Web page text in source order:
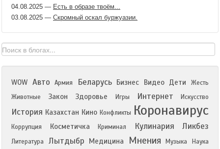
04.08.2025 — Есть в образе твоём...
03.08.2025 — Скромный оскал буржуазии.
WOW Авто Армия Беларусь Бизнес Видео Дети
Жесть
Животные
Закон Здоровье Игры Интернет Искусство
История Казахстан Кино Конфликты Коронавирус
Коррупция Косметичка Криминал Кулинария Ликбез
Литература Лытдыбр Медицина Мнения Музыка Наука